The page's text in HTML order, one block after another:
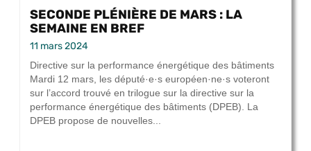
SECONDE PLÉNIÈRE DE MARS : LA
SEMAINE EN BREF
11 mars 2024
Directive sur la performance énergétique des bâtiments
Mardi 12 mars, les député·e·s européen·ne·s voteront
sur l’accord trouvé en trilogue sur la directive sur la
performance énergétique des bâtiments (DPEB). La
DPEB propose de nouvelles...